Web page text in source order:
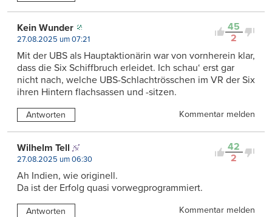
45
2
Kein Wunder
27.08.2025 um 07:21
Mit der UBS als Hauptaktionärin war von vornherein klar,
dass die Six Schiffbruch erleidet. Ich schau‘ erst gar
nicht nach, welche UBS-Schlachtrösschen im VR der Six
ihren Hintern flachsassen und -sitzen.
Antworten Kommentar melden
42
2
Wilhelm Tell
27.08.2025 um 06:30
Ah Indien, wie originell.
Da ist der Erfolg quasi vorwegprogrammiert.
Antworten Kommentar melden